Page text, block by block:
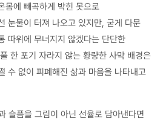
몸에 빼곡하게 박힌 못으로
눈물이 터져 나오고 있지만, 굳게 다문
따위에 무너지지 않겠다는 단단한
한 포기 자라지 않는 황량한 사막 배경은
수 없이 피폐해진 삶과 마음을 나타내고
슬픔을 그림이 아닌 선율로 담아낸다면